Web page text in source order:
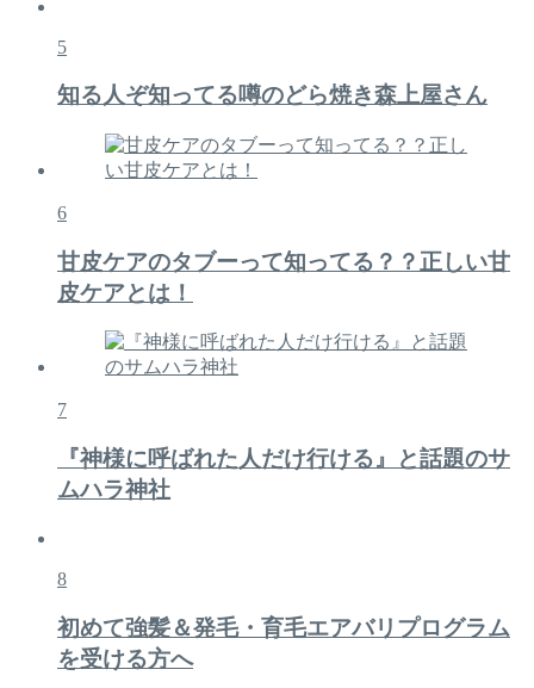
5
知る人ぞ知ってる噂のどら焼き森上屋さん
6
甘皮ケアのタブーって知ってる？？正しい甘
皮ケアとは！
7
『神様に呼ばれた人だけ行ける』と話題のサ
ムハラ神社
8
初めて強髪＆発毛・育毛エアバリプログラム
を受ける方へ